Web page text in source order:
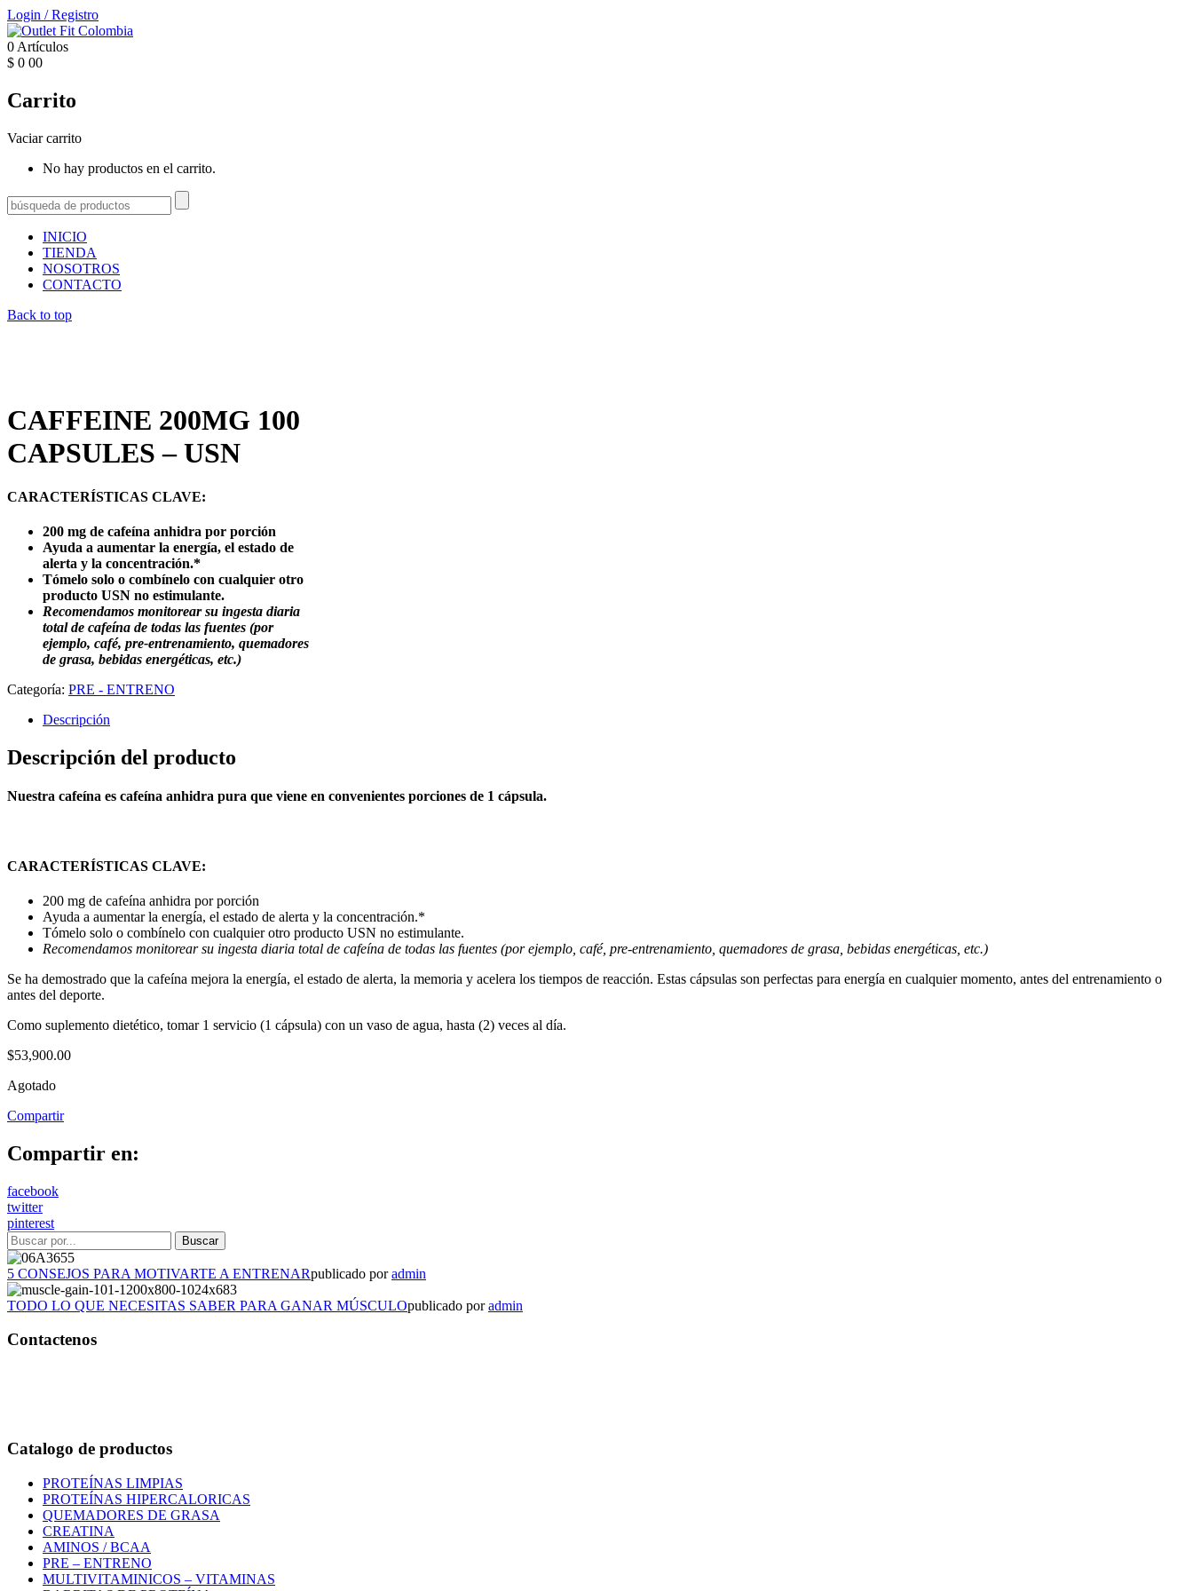
Login /Registro
0 Artículos
$ 0 00
Carrito
Vaciar carrito
No hay productos en el carrito.
INICIO
TIENDA
NOSOTROS
CONTACTO
Back to top
CAFFEINE 200MG 100
CAPSULES – USN
CARACTERÍSTICAS CLAVE:
200 mg de cafeína anhidra por porción
Ayuda a aumentar la energía, el estado de
alerta y la concentración.*
Tómelo solo o combínelo con cualquier otro
producto USN no estimulante.
Recomendamos monitorear su ingesta diaria
total de cafeína de todas las fuentes (por
ejemplo, café, pre-entrenamiento, quemadores
de grasa, bebidas energéticas, etc.)
Categoría: PRE - ENTRENO
Descripción
Descripción del producto
Nuestra cafeína es cafeína anhidra pura que viene en convenientes porciones de 1 cápsula.
CARACTERÍSTICAS CLAVE:
200 mg de cafeína anhidra por porción
Ayuda a aumentar la energía, el estado de alerta y la concentración.*
Tómelo solo o combínelo con cualquier otro producto USN no estimulante.
Recomendamos monitorear su ingesta diaria total de cafeína de todas las fuentes (por ejemplo, café, pre-entrenamiento, quemadores de grasa, bebidas energéticas, etc.)
Se ha demostrado que la cafeína mejora la energía, el estado de alerta, la memoria y acelera los tiempos de reacción. Estas cápsulas son perfectas para energía en cualquier momento, antes del entrenamiento o
antes del deporte.
Como suplemento dietético, tomar 1 servicio (1 cápsula) con un vaso de agua, hasta (2) veces al día.
$53,900.00
Agotado
Compartir
Compartir en:
facebook
twitter
pinterest
5 CONSEJOS PARA MOTIVARTE A ENTRENARpublicado poradmin
TODO LO QUE NECESITAS SABER PARA GANAR MÚSCULOpublicado poradmin
Contactenos
Catalogo de productos
PROTEÍNAS LIMPIAS
PROTEÍNAS HIPERCALORICAS
QUEMADORES DE GRASA
CREATINA
AMINOS / BCAA
PRE – ENTRENO
MULTIVITAMINICOS – VITAMINAS